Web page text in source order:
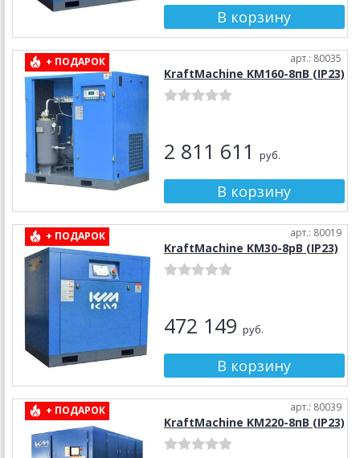
+ ПОДАРОК арт.: 80035
KraftMachine KM160-8пВ (IP23)
2 811 611 руб.
+ ПОДАРОК арт.: 80019
KraftMachine KM30-8рВ (IP23)
472 149 руб.
+ ПОДАРОК арт.: 80039
KraftMachine KM220-8пВ (IP23)